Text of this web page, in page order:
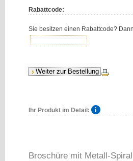
Rabattcode:
Sie besitzen einen Rabattcode?
Ihr Produkt im Detail:
Broschüre mit Metall-